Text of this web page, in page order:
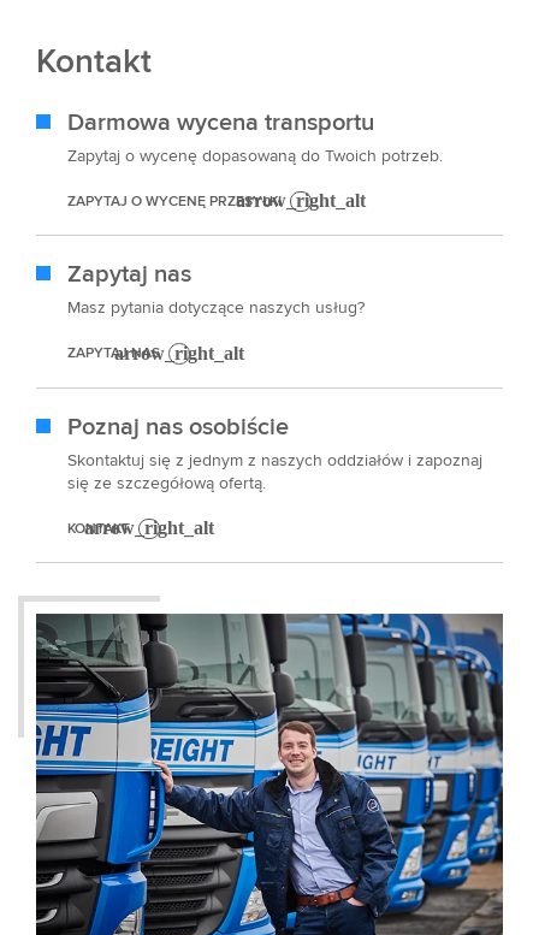
Kontakt
Darmowa wycena transportu
Zapytaj o wycenę dopasowaną do Twoich potrzeb.
ZAPYTAJ O WYCENĘ PRZESYŁKI
Zapytaj nas
Masz pytania dotyczące naszych usług?
ZAPYTAJ NAS
Poznaj nas osobiście
Skontaktuj się z jednym z naszych oddziałów i zapoznaj
się ze szczegółową ofertą.
KONTAKT